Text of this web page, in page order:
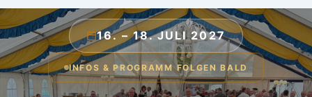
16. – 18. JULI 2027
INFOS & PROGRAMM FOLGEN BALD